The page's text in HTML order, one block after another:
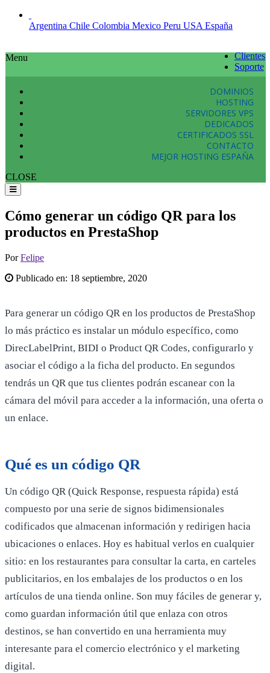
Argentina Chile Colombia Mexico Peru USA España
Clientes
Soporte
Menu
DOMINIOS
HOSTING
SERVIDORES VPS
DEDICADOS
CERTIFICADOS SSL
CONTACTO
MEJOR HOSTING ESPAÑA
CLOSE
Cómo generar un código QR para los
productos en PrestaShop
PorFelipe
Publicado en: 18 septiembre, 2020
Para generar un código QR en los productos de PrestaShop
lo más práctico es instalar un módulo específico, como
DirecLabelPrint, BIDI o Product QR Codes, configurarlo y
asociar el código a la ficha del producto. En segundos
tendrás un QR que tus clientes podrán escanear con la
cámara del móvil para acceder a la información, una oferta o
un enlace.
Qué es un código QR
Un código QR (Quick Response, respuesta rápida) está
compuesto por una serie de signos bidimensionales
codificados que almacenan información y redirigen hacia
ubicaciones o enlaces. Hoy es habitual verlos en cualquier
sitio: en los restaurantes para consultar la carta, en carteles
publicitarios, en los embalajes de los productos o en los
artículos de una tienda online. Son muy fáciles de generar y,
como guardan información útil que enlaza con otros
destinos, se han convertido en una herramienta muy
interesante para el comercio electrónico y el marketing
digital.